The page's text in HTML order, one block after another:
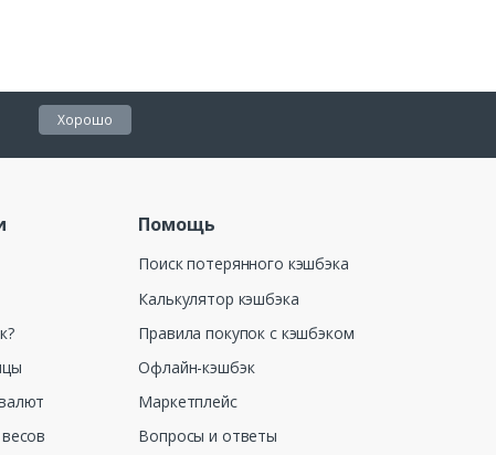
Хорошо
Помощь
Поиск потерянного кэшбэка
Калькулятор кэшбэка
Правила покупок с кэшбэком
Офлайн-кэшбэк
Маркетплейс
Вопросы и ответы